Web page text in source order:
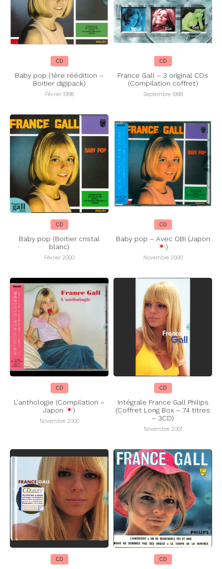
CD
Baby pop (1ère réédition –
Boitier digipack)
Février 1998
CD
France Gall – 3 original CDs
(Compilation coffret)
Septembre 1999
CD
Baby pop (Boitier cristal
blanc)
Février 2000
CD
Baby pop – Avec OBI (Japon
)
Novembre 2000
CD
L’anthologie (Compilation –
Japon
)
Novembre 2000
CD
Intégrale France Gall Philips
(Coffret Long Box – 74 titres
– 3CD)
Novembre 2001
CD CD